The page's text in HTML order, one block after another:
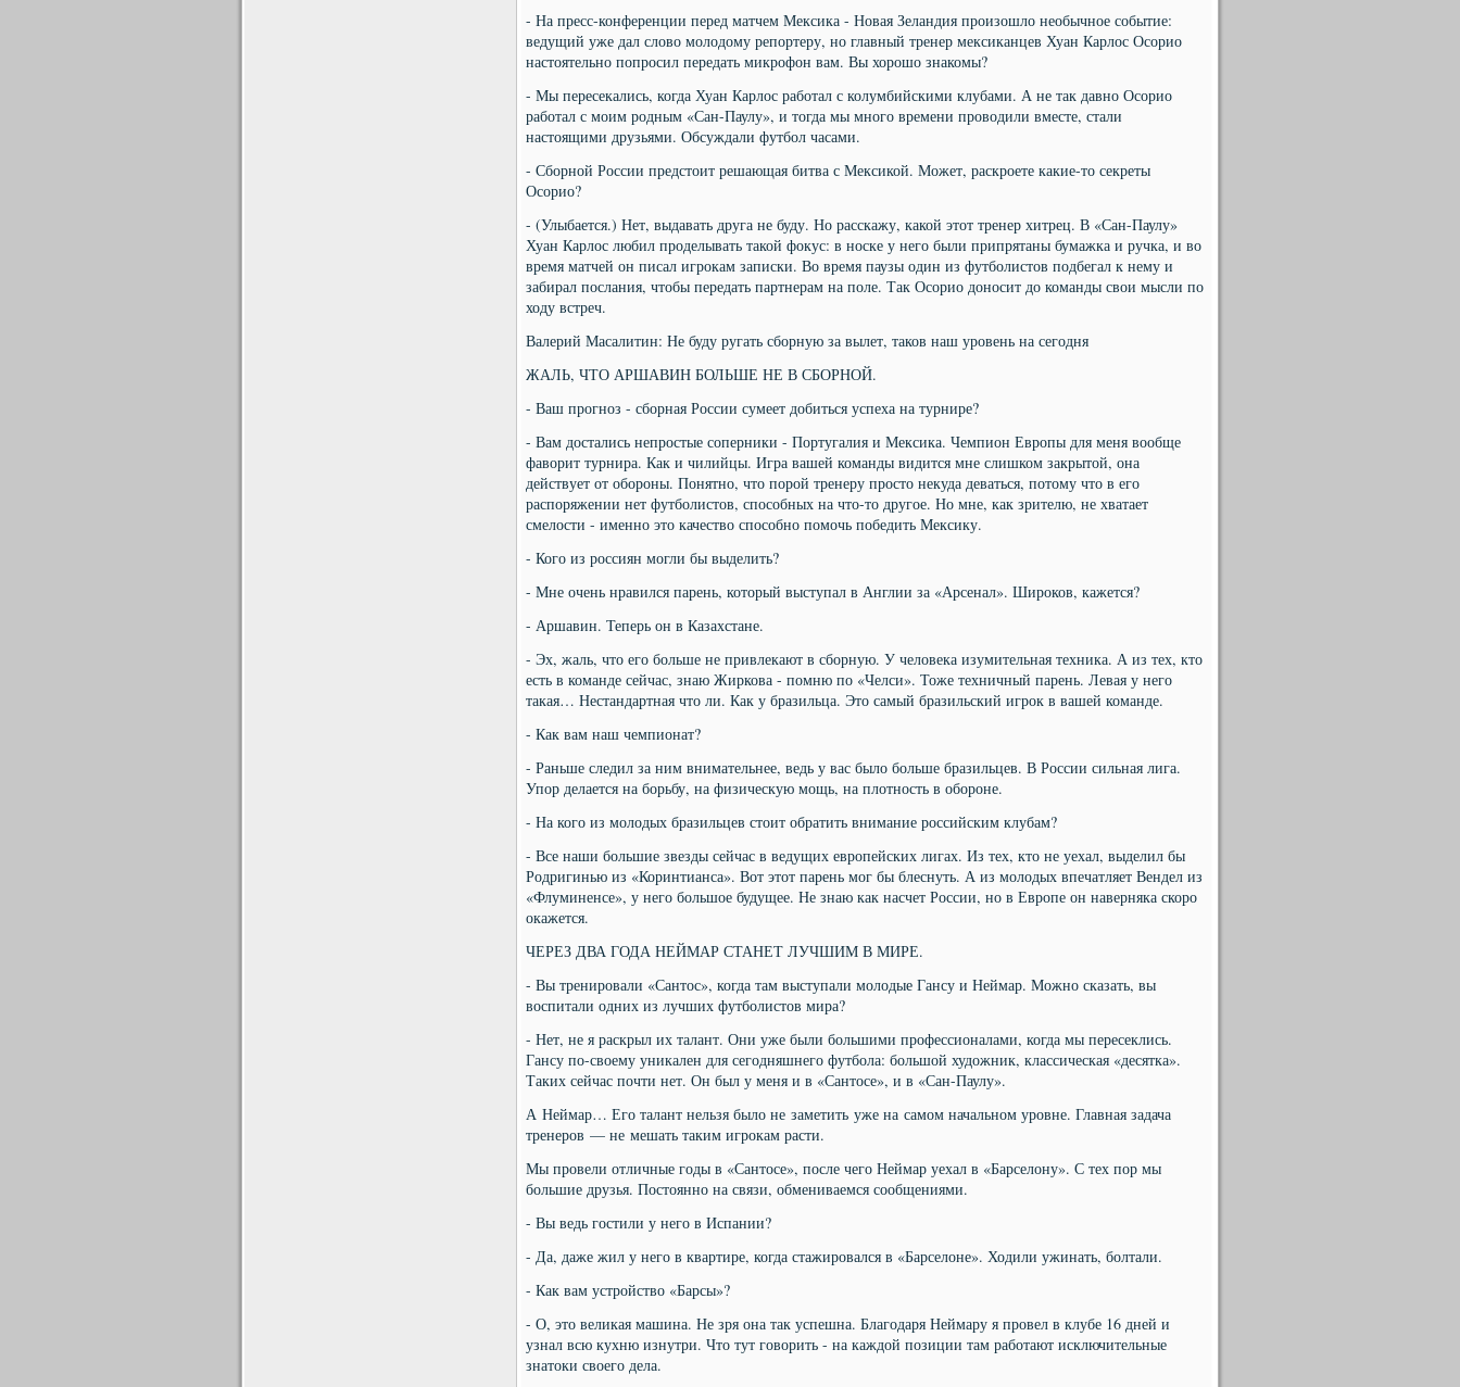
- На пресс-конференции перед матчем Мексика - Новая Зеландия произошло необычное событие:
ведущий уже дал слово молодому репортеру, но главный тренер мексиканцев Хуан Карлос Осорио
настоятельно попросил передать микрофон вам. Вы хорошо знакомы?
- Мы пересекались, когда Хуан Карлос работал с колумбийскими клубами. А не так давно Осорио
работал с моим родным «Сан-Паулу», и тогда мы много времени проводили вместе, стали
настоящими друзьями. Обсуждали футбол часами.
- Сборной России предстоит решающая битва с Мексикой. Может, раскроете какие-то секреты
Осорио?
- (Улыбается.) Нет, выдавать друга не буду. Но расскажу, какой этот тренер хитрец. В «Сан-Паулу»
Хуан Карлос любил проделывать такой фокус: в носке у него были припрятаны бумажка и ручка, и во
время матчей он писал игрокам записки. Во время паузы один из футболистов подбегал к нему и
забирал послания, чтобы передать партнерам на поле. Так Осорио доносит до команды свои мысли по
ходу встреч.
Валерий Масалитин: Не буду ругать сборную за вылет, таков наш уровень на сегодня
ЖАЛЬ, ЧТО АРШАВИН БОЛЬШЕ НЕ В СБОРНОЙ.
- Ваш прогноз - сборная России сумеет добиться успеха на турнире?
- Вам достались непростые соперники - Португалия и Мексика. Чемпион Европы для меня вообще
фаворит турнира. Как и чилийцы. Игра вашей команды видится мне слишком закрытой, она
действует от обороны. Понятно, что порой тренеру просто некуда деваться, потому что в его
распоряжении нет футболистов, способных на что-то другое. Но мне, как зрителю, не хватает
смелости - именно это качество способно помочь победить Мексику.
- Кого из россиян могли бы выделить?
- Мне очень нравился парень, который выступал в Англии за «Арсенал». Широков, кажется?
- Аршавин. Теперь он в Казахстане.
- Эх, жаль, что его больше не привлекают в сборную. У человека изумительная техника. А из тех, кто
есть в команде сейчас, знаю Жиркова - помню по «Челси». Тоже техничный парень. Левая у него
такая… Нестандартная что ли. Как у бразильца. Это самый бразильский игрок в вашей команде.
- Как вам наш чемпионат?
- Раньше следил за ним внимательнее, ведь у вас было больше бразильцев. В России сильная лига.
Упор делается на борьбу, на физическую мощь, на плотность в обороне.
- На кого из молодых бразильцев стоит обратить внимание российским клубам?
- Все наши большие звезды сейчас в ведущих европейских лигах. Из тех, кто не уехал, выделил бы
Родригинью из «Коринтианса». Вот этот парень мог бы блеснуть. А из молодых впечатляет Вендел из
«Флуминенсе», у него большое будущее. Не знаю как насчет России, но в Европе он наверняка скоро
окажется.
ЧЕРЕЗ ДВА ГОДА НЕЙМАР СТАНЕТ ЛУЧШИМ В МИРЕ.
- Вы тренировали «Сантос», когда там выступали молодые Гансу и Неймар. Можно сказать, вы
воспитали одних из лучших футболистов мира?
- Нет, не я раскрыл их талант. Они уже были большими профессионалами, когда мы пересеклись.
Гансу по-своему уникален для сегодняшнего футбола: большой художник, классическая «десятка».
Таких сейчас почти нет. Он был у меня и в «Сантосе», и в «Сан-Паулу».
А Неймар… Его талант нельзя было не заметить уже на самом начальном уровне. Главная задача
тренеров — не мешать таким игрокам расти.
Мы провели отличные годы в «Сантосе», после чего Неймар уехал в «Барселону». С тех пор мы
большие друзья. Постоянно на связи, обмениваемся сообщениями.
- Вы ведь гостили у него в Испании?
- Да, даже жил у него в квартире, когда стажировался в «Барселоне». Ходили ужинать, болтали.
- Как вам устройство «Барсы»?
- О, это великая машина. Не зря она так успешна. Благодаря Неймару я провел в клубе 16 дней и
узнал всю кухню изнутри. Что тут говорить - на каждой позиции там работают исключительные
знатоки своего дела.